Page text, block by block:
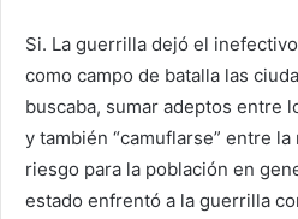
Si. La guerrilla dejó el
como campo de batalla las
buscaba, sumar adeptos entre
y también “camuflarse” entre
riesgo para la población en
estado enfrentó a la guerrilla